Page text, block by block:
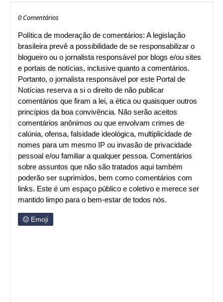
0 Comentários
Política de moderação de comentários: A legislação
brasileira prevê a possibilidade de se responsabilizar o
blogueiro ou o jornalista responsável por blogs e/ou sites
e portais de notícias, inclusive quanto a comentários.
Portanto, o jornalista responsável por este Portal de
Notícias reserva a si o direito de não publicar
comentários que firam a lei, a ética ou quaisquer outros
princípios da boa convivência. Não serão aceitos
comentários anônimos ou que envolvam crimes de
calúnia, ofensa, falsidade ideológica, multiplicidade de
nomes para um mesmo IP ou invasão de privacidade
pessoal e/ou familiar a qualquer pessoa. Comentários
sobre assuntos que não são tratados aqui também
poderão ser suprimidos, bem como comentários com
links. Este é um espaço público e coletivo e merece ser
mantido limpo para o bem-estar de todos nós.
Emoji